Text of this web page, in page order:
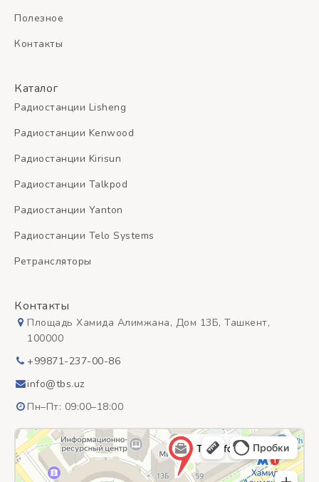
Полезное
Контакты
Каталог
Радиостанции Lisheng
Радиостанции Kenwood
Радиостанции Kirisun
Радиостанции Talkpod
Радиостанции Yanton
Радиостанции Telo Systems
Ретрансляторы
Контакты
Площадь Хамида Алимжана, Дом 13Б, Ташкент,
100000
+99871-237-00-86
info@tbs.uz
Пн–Пт: 09:00–18:00